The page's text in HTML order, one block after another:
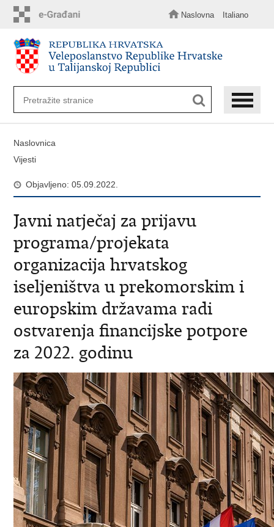
sadržaj
Naslovna Italiano
Naslovnica
Vijesti
Objavljeno: 05.09.2022.
Javni natječaj za prijavu
programa/projekata
organizacija hrvatskog
iseljeništva u prekomorskim i
europskim državama radi
ostvarenja financijske potpore
za 2022. godinu